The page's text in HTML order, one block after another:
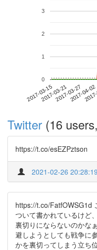
2017-03-152017-03-212017-03-272017-04-02
0
1
2
3
Twitter (16
https://t.co/esEZPztson
2021-02-26 20:28:19
https://t.co/FatfOWSG1d
ついて書かれているけど
裏切りにならないのかな
避しようとしても戦争に
かを裏切ってしまう立ち